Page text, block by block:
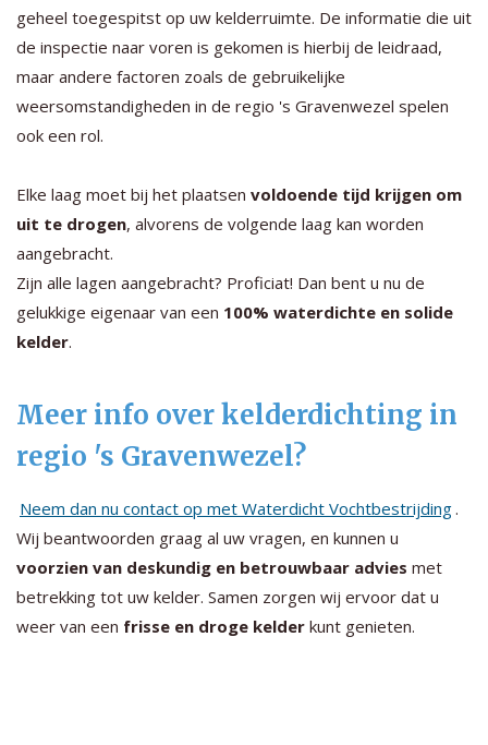
geheel toegespitst op uw kelderruimte. De informatie die uit
de inspectie naar voren is gekomen is hierbij de leidraad,
maar andere factoren zoals de gebruikelijke
weersomstandigheden in de regio 's Gravenwezel spelen
ook een rol.
Elke laag moet bij het plaatsen voldoende tijd krijgen om
uit te drogen, alvorens de volgende laag kan worden
aangebracht.
Zijn alle lagen aangebracht? Proficiat! Dan bent u nu de
gelukkige eigenaar van een 100% waterdichte en solide
kelder.
Meer info over kelderdichting in
regio 's Gravenwezel?
Neem dan nu contact op met Waterdicht Vochtbestrijding .
Wij beantwoorden graag al uw vragen, en kunnen u
voorzien van deskundig en betrouwbaar advies met
betrekking tot uw kelder. Samen zorgen wij ervoor dat u
weer van een frisse en droge kelder kunt genieten.